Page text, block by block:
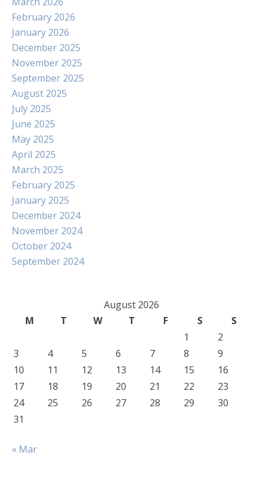
February 2026
January 2026
December 2025
November 2025
September 2025
August 2025
July 2025
June 2025
May 2025
April 2025
March 2025
February 2025
January 2025
December 2024
November 2024
October 2024
September 2024
August 2026
M
T W T F S
S
1
2
3
4 5 6 7 8
9
10
11 12 13 14 15
16
17
18 19 20 21 22
23
24
25 26 27 28 29
30
31
« Mar